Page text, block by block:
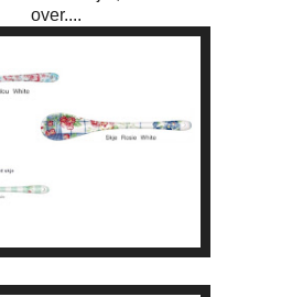
over....